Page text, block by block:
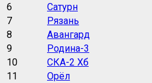
6
Сатурн
7
Рязань
8
Авангард
9
Родина-3
10
СКА-2 Хб
11
Орёл